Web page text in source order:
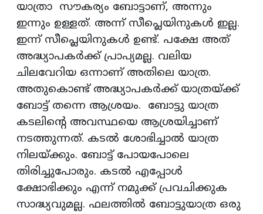
യാത്രാ സൗകര്യം ബോട്ടാണ്, അന്നും
ഇന്നും ഉള്ളത്. അന്ന് സീപ്ലെയിനുകൾ ഇല്ല.
ഇന്ന് സീപ്ലെയിനുകൾ ഉണ്ട്. പക്ഷേ അത്
അദ്ധ്യാപകര്‍ക്ക് പ്രാപ്യമല്ല. വലിയ
ചിലവേറിയ ഒന്നാണ് അതിലെ യാത്ര.
അതുകൊണ്ട് അദ്ധ്യാപകർക്ക് യാത്രയ്ക്ക്
ബോട്ട് തന്നെ ആശ്രയം. ബോട്ടു യാത്ര
കടലിന്റെ അവസ്ഥയെ ആശ്രയിച്ചാണ്
നടത്തുന്നത്. കടല്‍ ശോഭിച്ചാല്‍ യാത്ര
നിലയ്ക്കും. ബോട്ട് പോയപോലെ
തിരിച്ചുപോരും. കടല്‍ എപ്പോള്‍
ക്ഷോഭിക്കും എന്ന് നമുക്ക് പ്രവചിക്കുക
സാദ്ധ്യവുമല്ല. ഫലത്തില്‍ ബോട്ടുയാത്ര ഒരു